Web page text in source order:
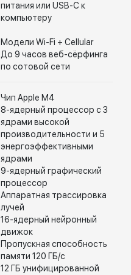
питания или USB-C к
компьютеру
Модели Wi-Fi + Cellular
До 9 часов веб-сёрфинга
по сотовой сети
Чип Apple M4
8-ядерный процессор с 3
ядрами высокой
производительности и 5
энергоэффективными
ядрами
9-ядерный графический
процессор
Аппаратная трассировка
лучей
16-ядерный нейронный
движок
Пропускная способность
памяти 120 ГБ/с
12 ГБ унифицированной